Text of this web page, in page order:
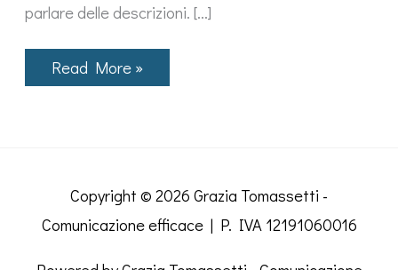
parlare delle descrizioni. […]
Read More »
Copyright © 2026 Grazia Tomassetti -
Comunicazione efficace| P. IVA 12191060016